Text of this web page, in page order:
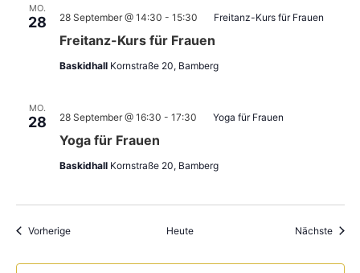
MO.
28
Freitanz-Kurs für Frauen
28 September @ 14:30 - 15:30 Freitanz-Kurs für Frauen
Baskidhall Kornstraße 20, Bamberg
MO.
28
Yoga für Frauen
28 September @ 16:30 - 17:30 Yoga für Frauen
Baskidhall Kornstraße 20, Bamberg
VorherigeVeranstaltungen Heute Nächste